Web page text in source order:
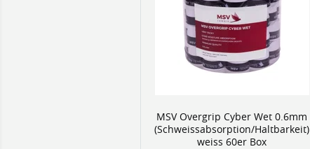
MSV Overgrip Cyber Wet 0.6mm
(Schweissabsorption/Haltbarkeit)
weiss 60er Box